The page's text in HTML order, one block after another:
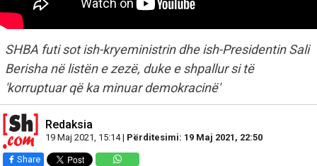
SHBA futi sot ish-kryeministrin dhe ish-Presidentin Sali
Berisha në listën e zezë, duke e shpallur si të
'korruptuar që ka minuar demokracinë'
Redaksia
19 Maj 2021, 15:14 | Përditesimi: 19 Maj 2021, 22:50
Share